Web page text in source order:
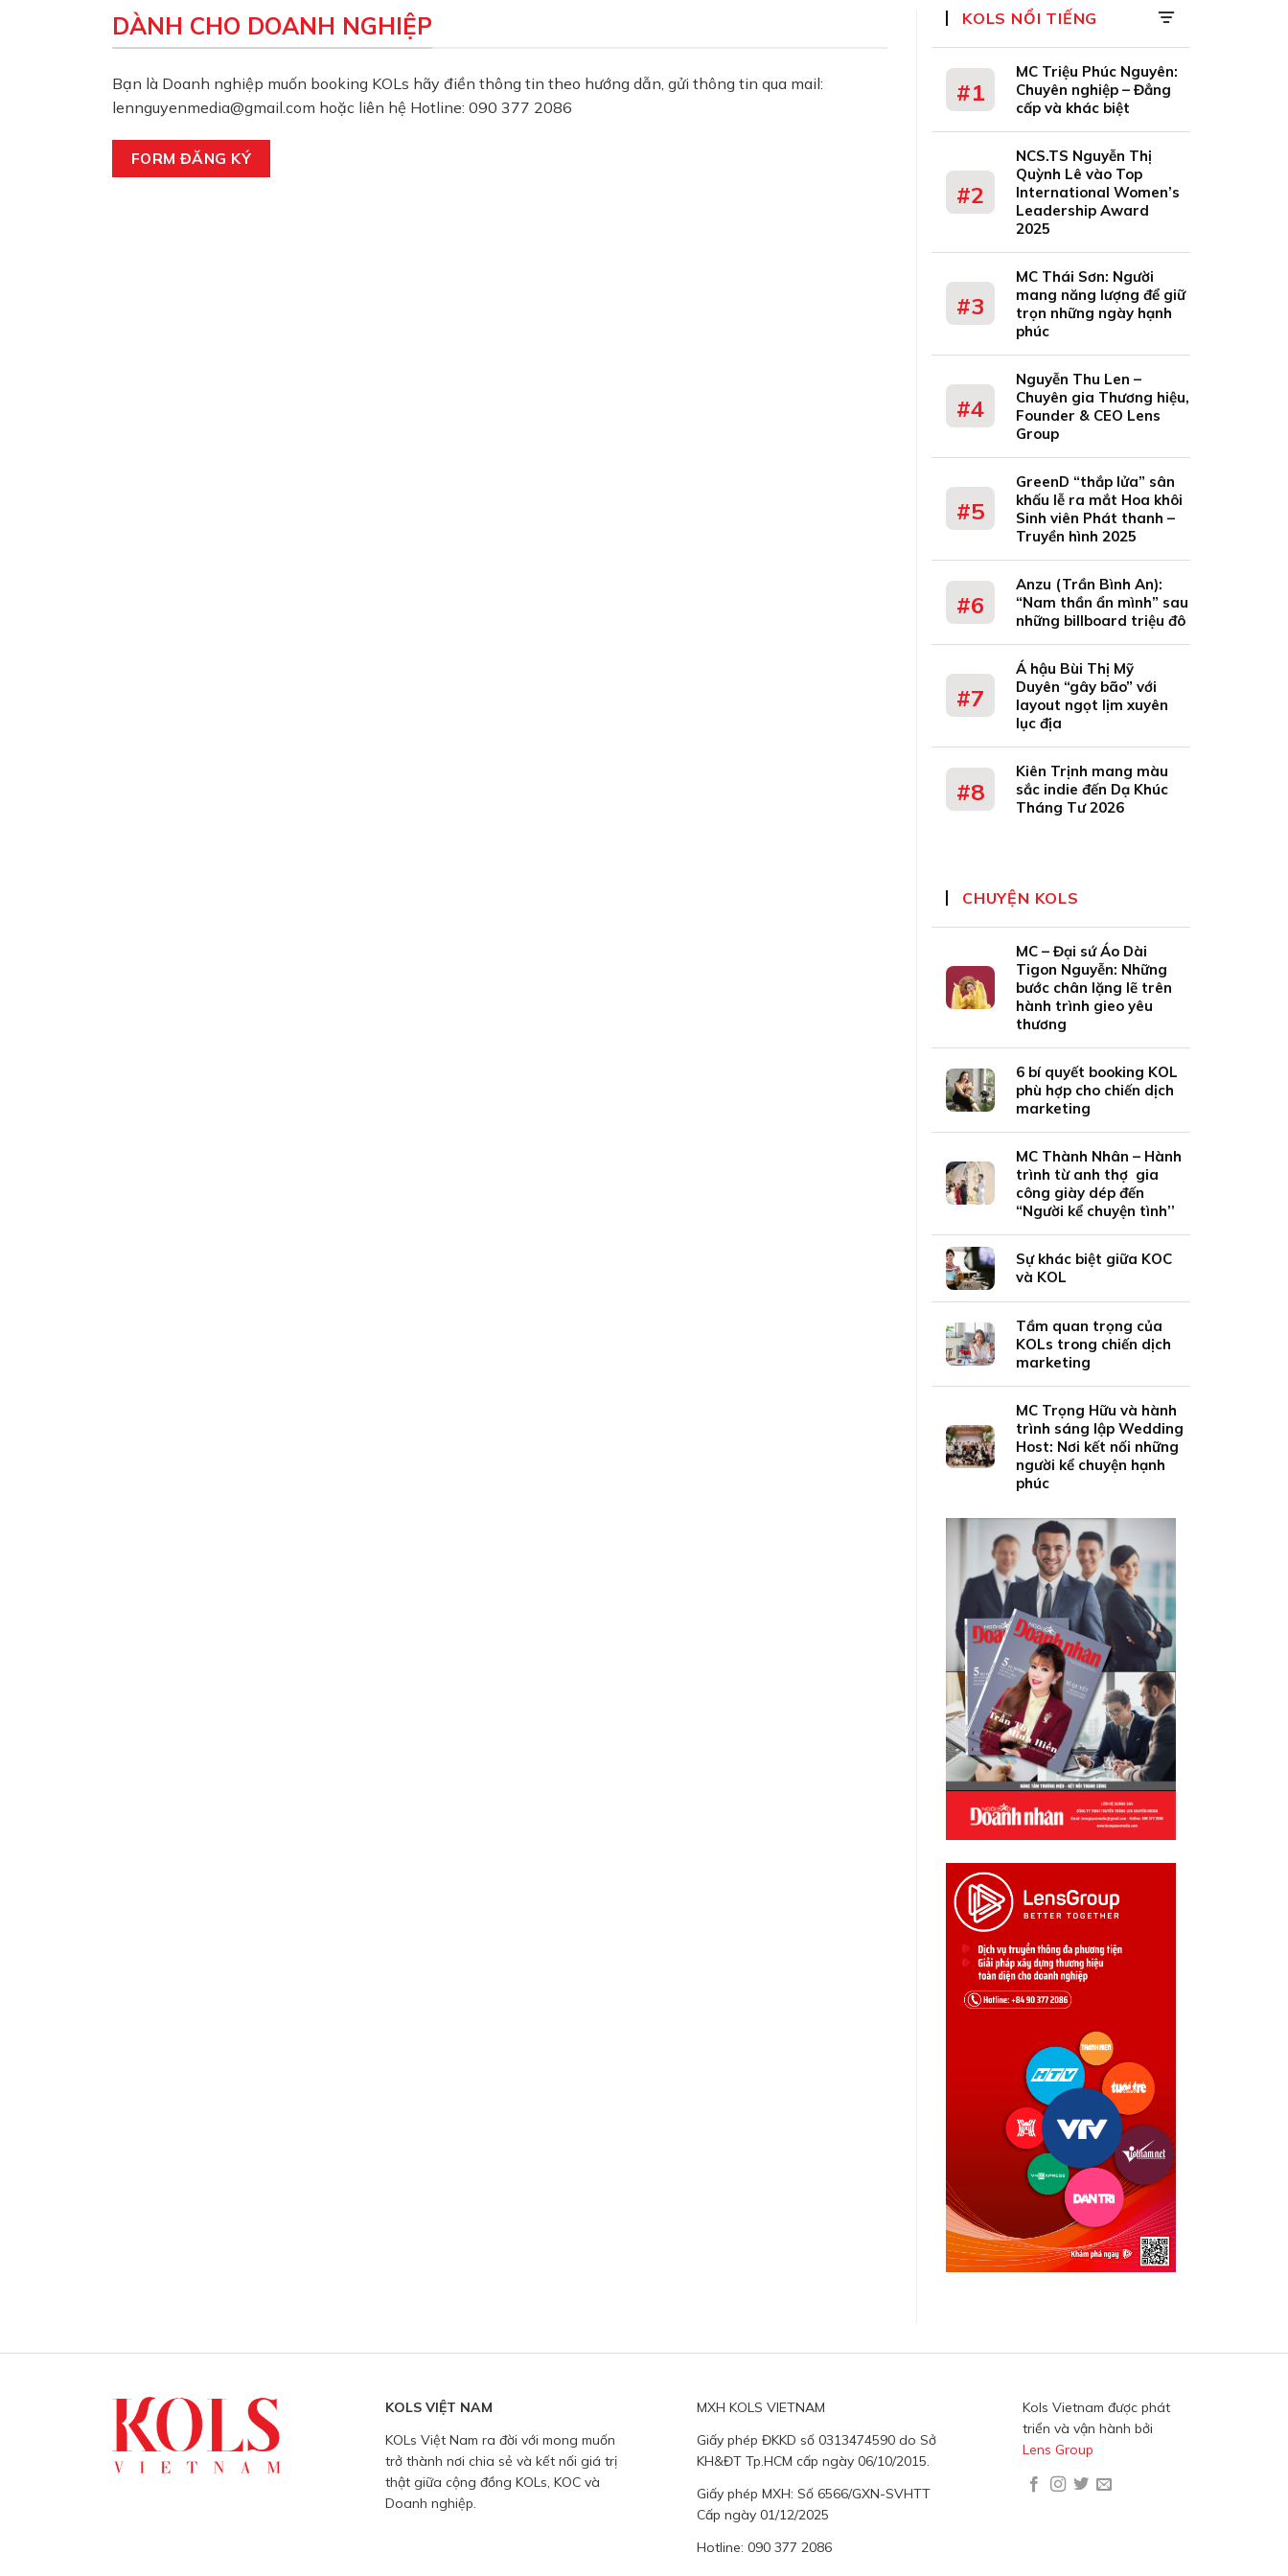
DÀNH CHO DOANH NGHIỆP
Bạn là Doanh nghiệp muốn booking KOLs hãy điền thông tin theo hướng dẫn, gửi thông tin qua mail:
lennguyenmedia@gmail.com hoặc liên hệ Hotline: 090 377 2086
FORM ĐĂNG KÝ
KOLS NỔI TIẾNG
MC Triệu Phúc Nguyên:
Chuyên nghiệp – Đẳng
cấp và khác biệt
NCS.TS Nguyễn Thị
Quỳnh Lê vào Top
International Women’s
Leadership Award
2025
MC Thái Sơn: Người
mang năng lượng để giữ
trọn những ngày hạnh
phúc
Nguyễn Thu Len –
Chuyên gia Thương hiệu,
Founder & CEO Lens
Group
GreenD “thắp lửa” sân
khấu lễ ra mắt Hoa khôi
Sinh viên Phát thanh –
Truyền hình 2025
Anzu (Trần Bình An):
“Nam thần ẩn mình” sau
những billboard triệu đô
Á hậu Bùi Thị Mỹ
Duyên “gây bão” với
layout ngọt lịm xuyên
lục địa
Kiên Trịnh mang màu
sắc indie đến Dạ Khúc
Tháng Tư 2026
CHUYỆN KOLS
MC – Đại sứ Áo Dài
Tigon Nguyễn: Những
bước chân lặng lẽ trên
hành trình gieo yêu
thương
6 bí quyết booking KOL
phù hợp cho chiến dịch
marketing
MC Thành Nhân – Hành
trình từ anh thợ gia
công giày dép đến
“Người kể chuyện tình’’
Sự khác biệt giữa KOC
và KOL
Tầm quan trọng của
KOLs trong chiến dịch
marketing
MC Trọng Hữu và hành
trình sáng lập Wedding
Host: Nơi kết nối những
người kể chuyện hạnh
phúc
KOLS VIỆT NAM
KOLs Việt Nam ra đời với mong muốn
trở thành nơi chia sẻ và kết nối giá trị
thật giữa cộng đồng KOLs, KOC và
Doanh nghiệp.
MXH KOLS VIETNAM
Giấy phép ĐKKD số 0313474590 do Sở
KH&ĐT Tp.HCM cấp ngày 06/10/2015.
Giấy phép MXH: Số 6566/GXN-SVHTT
Cấp ngày 01/12/2025
Hotline: 090 377 2086
Kols Vietnam được phát
triển và vận hành bởi
Lens Group